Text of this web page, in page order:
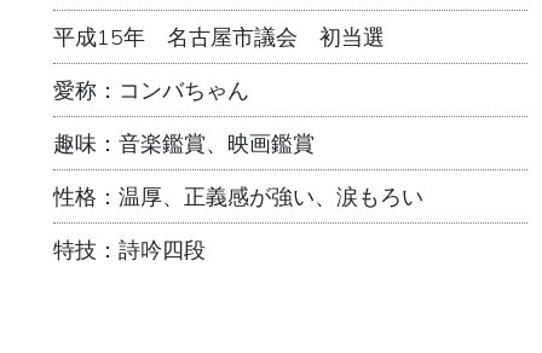
平成15年 名古屋市議会 初当選
愛称：コンバちゃん
趣味：音楽鑑賞、映画鑑賞
性格：温厚、正義感が強い、涙もろい
特技：詩吟四段